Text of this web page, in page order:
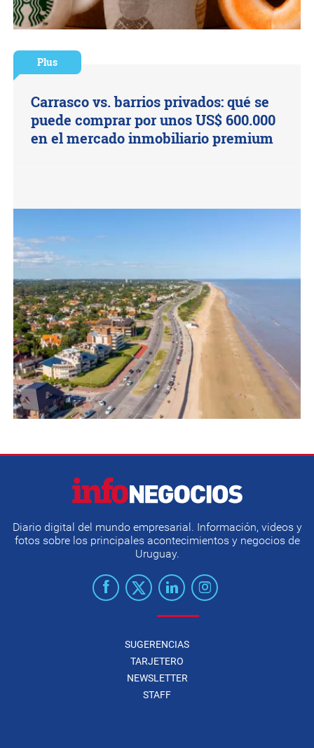
Plus
Carrasco vs. barrios privados: qué se
puede comprar por unos US$ 600.000
en el mercado inmobiliario premium
Diario digital del mundo empresarial. Información, videos y
fotos sobre los principales acontecimientos y negocios de
Uruguay.
SUGERENCIAS
TARJETERO
NEWSLETTER
STAFF